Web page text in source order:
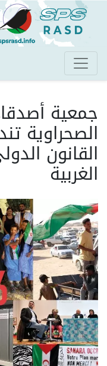
جمعية
الصحراوية
القانون
الغربية